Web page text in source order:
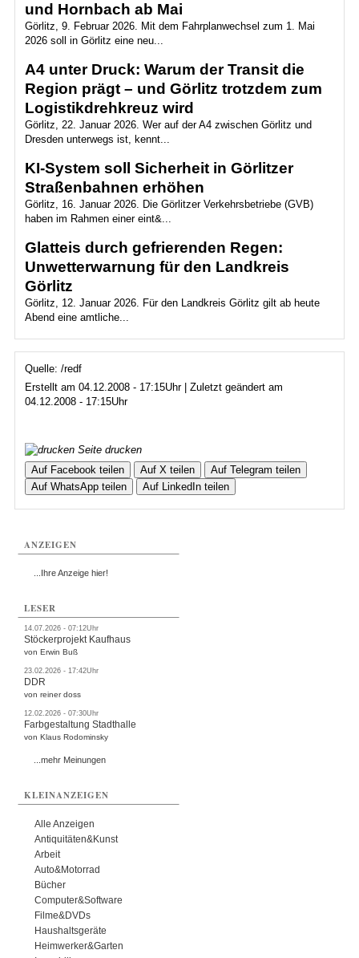
und Hornbach ab Mai
Görlitz, 9. Februar 2026. Mit dem Fahrplanwechsel zum 1. Mai
2026 soll in Görlitz eine neu...
A4 unter Druck: Warum der Transit die
Region prägt – und Görlitz trotzdem zum
Logistikdrehkreuz wird
Görlitz, 22. Januar 2026. Wer auf der A4 zwischen Görlitz und
Dresden unterwegs ist, kennt...
KI-System soll Sicherheit in Görlitzer
Straßenbahnen erhöhen
Görlitz, 16. Januar 2026. Die Görlitzer Verkehrsbetriebe (GVB)
haben im Rahmen einer eint&...
Glatteis durch gefrierenden Regen:
Unwetterwarnung für den Landkreis
Görlitz
Görlitz, 12. Januar 2026. Für den Landkreis Görlitz gilt ab heute
Abend eine amtliche...
Quelle: /redf
Erstellt am 04.12.2008 - 17:15Uhr | Zuletzt geändert am
04.12.2008 - 17:15Uhr
Seite drucken
Auf Facebook teilen
Auf X teilen
Auf Telegram teilen
Auf WhatsApp teilen
Auf LinkedIn teilen
ANZEIGEN
...Ihre Anzeige hier!
LESER
14.07.2026 - 07:12Uhr
Stöckerprojekt Kaufhaus
von Erwin Buß
23.02.2026 - 17:42Uhr
DDR
von reiner doss
12.02.2026 - 07:30Uhr
Farbgestaltung Stadthalle
von Klaus Rodominsky
...mehr Meinungen
KLEINANZEIGEN
Alle Anzeigen
Antiquitäten&Kunst
Arbeit
Auto&Motorrad
Bücher
Computer&Software
Filme&DVDs
Haushaltsgeräte
Heimwerker&Garten